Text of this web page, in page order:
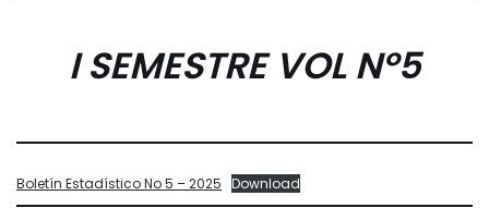
I SEMESTRE VOL Nº5
Boletín Estadístico No 5 – 2025 Download